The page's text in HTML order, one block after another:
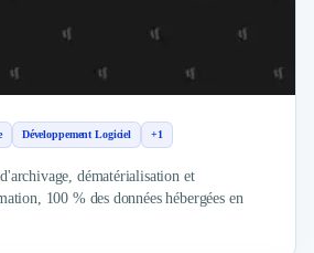
Développement Logiciel +1
dématérialisation et
100 % des données hébergées en